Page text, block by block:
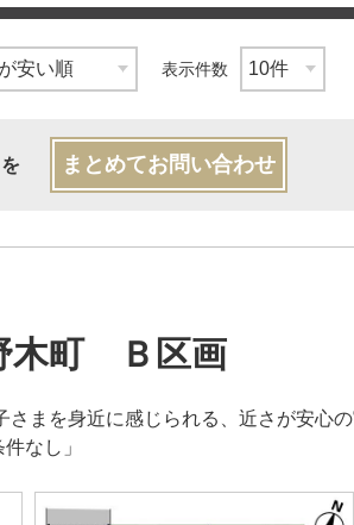
表示件数
まとめてお問い合わせ
木町 Ｂ区画
さまを身近に感じられる、近さが安心
なし」